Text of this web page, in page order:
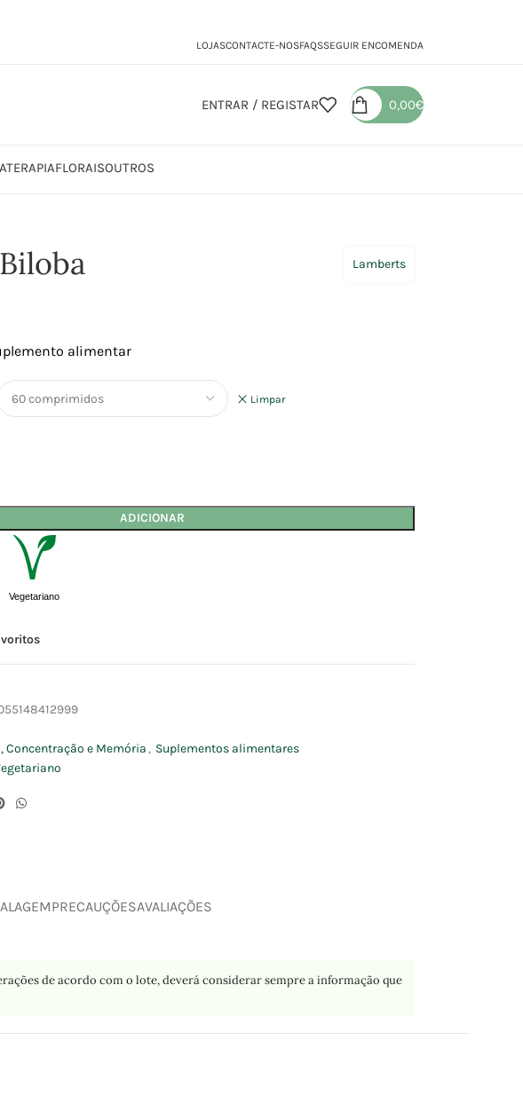
LOJASCONTACTE-NOSFAQSSEGUIR ENCOMENDA
ENTRAR / REGISTAR 0,00€
FLORAISOUTROS
Lamberts
alimentar
Limpar
ADICIONAR
Vegetariano
Concentração e Memória , Suplementos alimentares
PRECAUÇÕESAVALIAÇÕES
de acordo com o lote, deverá considerar sempre a informação que